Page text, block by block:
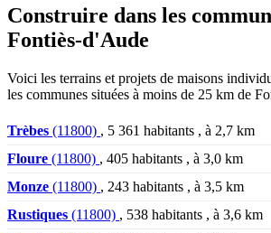
Construire dans les
Fontiès-d'Aude
Voici les terrains et projets de maisons
les communes situées à moins de 25 km de
Trèbes (11800) , 5 361 habitants , à 2,7 km
Floure (11800) , 405 habitants , à 3,0 km
Monze (11800) , 243 habitants , à 3,5 km
Rustiques (11800) , 538 habitants , à 3,6 km